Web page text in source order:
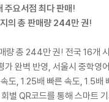
주요서점 최다 판매!
의 총 판매량 244만 권!
량 총 244만 권! 전국 16개
가 완벽 반영, 서울시 중학영
도, 1.25배 빠른 속도, 1.5배
별 QR코드를 통해 스마트